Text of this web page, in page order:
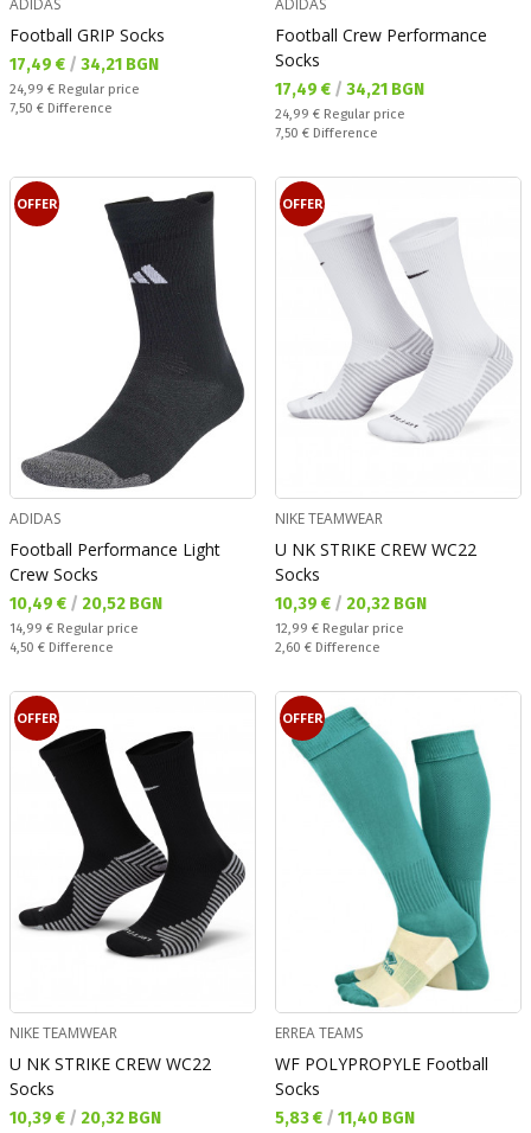
Football GRIP Socks
Текуща цена:
17,49 € / 34,21 BGN
Regular price:
24,99 € Regular price
Спестявате:
7,50 € Difference
Football Crew Performance
Socks
Текуща цена:
17,49 € / 34,21 BGN
Regular price:
24,99 € Regular price
Спестявате:
7,50 € Difference
OFFER
ADIDAS
Football Performance Light
Crew Socks
Текуща цена:
10,49 € / 20,52 BGN
Regular price:
14,99 € Regular price
Спестявате:
4,50 € Difference
OFFER
NIKE TEAMWEAR
U NK STRIKE CREW WC22
Socks
Текуща цена:
10,39 € / 20,32 BGN
Regular price:
12,99 € Regular price
Спестявате:
2,60 € Difference
OFFER
NIKE TEAMWEAR
U NK STRIKE CREW WC22
Socks
Текуща цена:
10,39 € / 20,32 BGN
OFFER
ERREA TEAMS
WF POLYPROPYLE Football
Socks
Текуща цена:
5,83 € / 11,40 BGN